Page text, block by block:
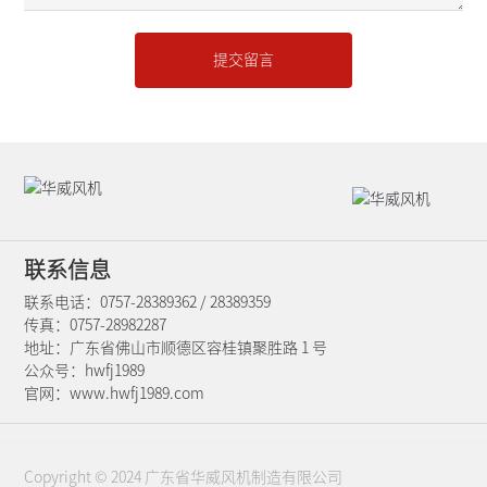
提交留言
联系信息
联系电话：0757-28389362 /28389359
传真：0757-28982287
地址：广东省佛山市顺德区容桂镇聚胜路 1 号
公众号：hwfj1989
官网：www.hwfj1989.com
Copyright © 2024 广东省华威风机制造有限公司